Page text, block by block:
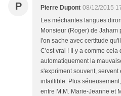
P Pierre Dupont 08/12/2015
Les méchantes langues
Monsieur (Roger) de
l'on sache avec certitude
C'est vrai ! Il y a comme
automatiquement la
s'expriment souvent,
infaillible. Plus
entre M.M. Marie-Jeanne et